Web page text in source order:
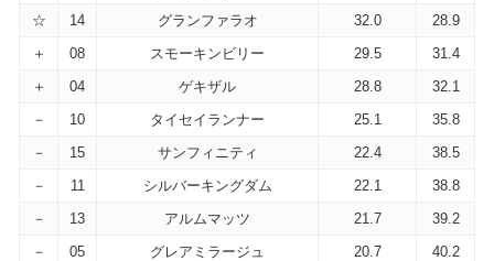
☆
14 グランファラオ 32.0
28.9
＋
08 スモーキンビリー 29.5
31.4
＋
04 ゲキザル 28.8
32.1
－
10 タイセイランナー 25.1
35.8
－
15 サンフィニティ 22.4
38.5
－
11 シルバーキングダム 22.1
38.8
－
13 アルムマッツ 21.7
39.2
－
05 グレアミラージュ 20.7
40.2